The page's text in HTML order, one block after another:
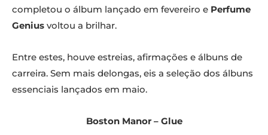
completou o álbum lançado em fevereiro e Perfume
Genius voltou a brilhar.
Entre estes, houve estreias, afirmações e álbuns de
carreira. Sem mais delongas, eis a seleção dos álbuns
essenciais lançados em maio.
Boston Manor – Glue